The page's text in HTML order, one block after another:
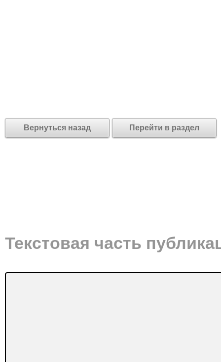
Вернуться назад Перейти в раздел
Текстовая часть